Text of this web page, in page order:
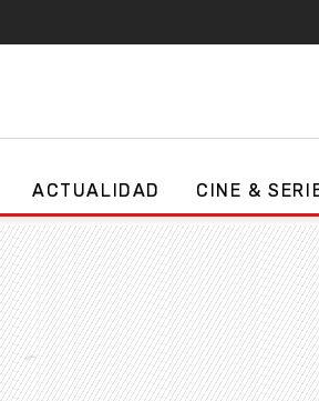
ACTUALIDAD CINE &